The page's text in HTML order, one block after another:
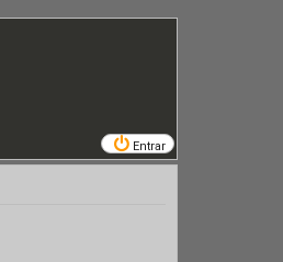
Entrar